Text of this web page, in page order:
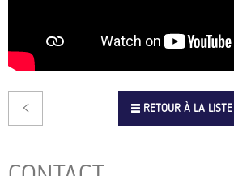
RETOUR À LA LISTE